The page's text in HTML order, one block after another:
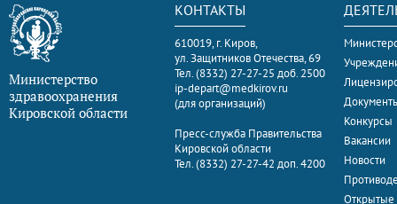
Министерство
здравоохранения
Кировской области
КОНТАКТЫ
610019, г. Киров,
ул. Защитников Отечества, 69
Тел. (8332) 27-27-25 доб. 2500
ip-depart@medkirov.ru
(для организаций)
Пресс-служба Правительства
Кировской области
Тел. (8332) 27-27-42 доп. 4200
Конкурсы
Вакансии
Новости